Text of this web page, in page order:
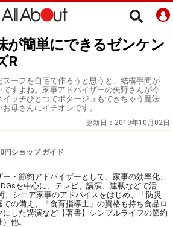
が簡単にできるゼンケン
R
ープを自宅で作ろうと思うと、結構手間が
すよね。家事アドバイザーの矢野さんが今
イッチひとつでポタージュもできちゃう魔法
母さんにイチオシです。
更新日： 2019年10月02日
円ショップ ガイド
・節約アドバイザーとして、家事の効率化、
を中心に、テレビ、講演、連載などで活
、シニア家事のアドバイスをはじめ、「防災
での備え、「食育指導士」の資格も持ち食品ロ
にした講演など【著書】シンプルライフの節約
他。